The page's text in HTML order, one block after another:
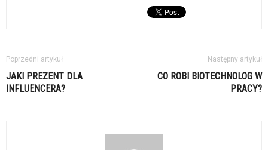
Poprzedni artykuł
JAKI PREZENT DLA
INFLUENCERA?
Następny artykuł
CO ROBI BIOTECHNOLOG W
PRACY?